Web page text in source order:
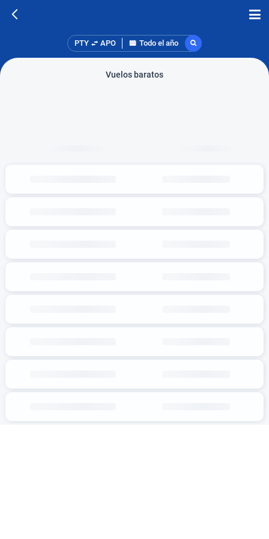
PTY APO Todo el año
Vuelos baratos